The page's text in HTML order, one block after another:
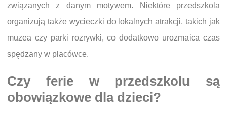
związanych z danym motywem. Niektóre przedszkola
organizują także wycieczki do lokalnych atrakcji, takich jak
muzea czy parki rozrywki, co dodatkowo urozmaica czas
spędzany w placówce.
Czy ferie w przedszkolu są
obowiązkowe dla dzieci?